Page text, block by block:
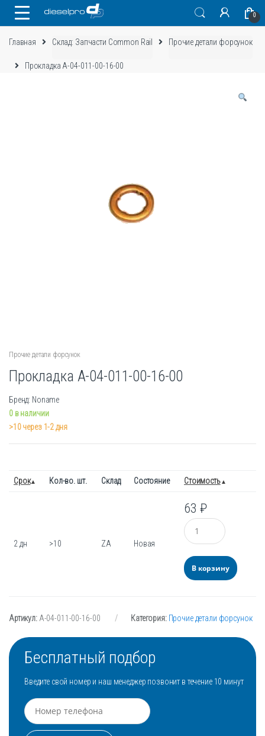
0
Главная Склад: Запчасти Common Rail Прочие детали форсунок
Прокладка А-04-011-00-16-00
Прочие детали форсунок
Прокладка А-04-011-00-16-00
Бренд: Noname
0 в наличии
>10 через 1-2 дня
Срок Кол-во. шт. Склад Состояние Стоимость
2 дн >10 ZA Новая
63 ₽
Количество
В корзину
Артикул: А-04-011-00-16-00 Категория: Прочие детали форсунок
Бесплатный подбор
Введите свой номер и наш менеджер позвонит в течение 10 минут